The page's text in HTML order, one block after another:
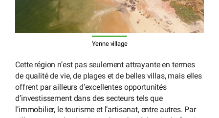
Yenne village
Cette région n’est pas seulement attrayante en termes
de qualité de vie, de plages et de belles villas, mais elles
offrent par ailleurs d’excellentes opportunités
d’investissement dans des secteurs tels que
l’immobilier, le tourisme et l’artisanat, entre autres. Par